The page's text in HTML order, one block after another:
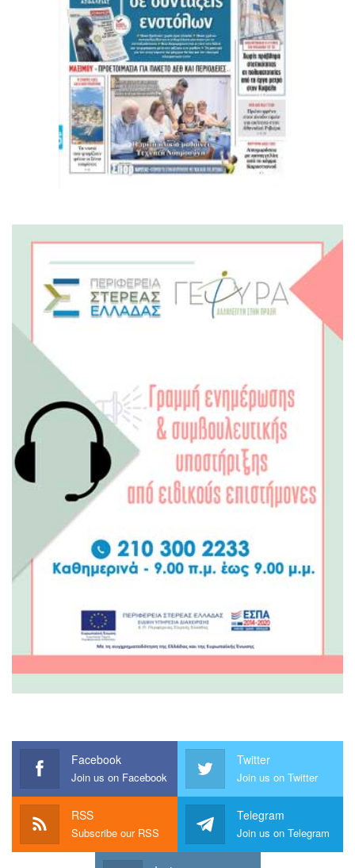
Facebook
Join us on Facebook
Twitter
Join us on Twitter
RSS
Subscribe our RSS
Telegram
Join us on Telegram